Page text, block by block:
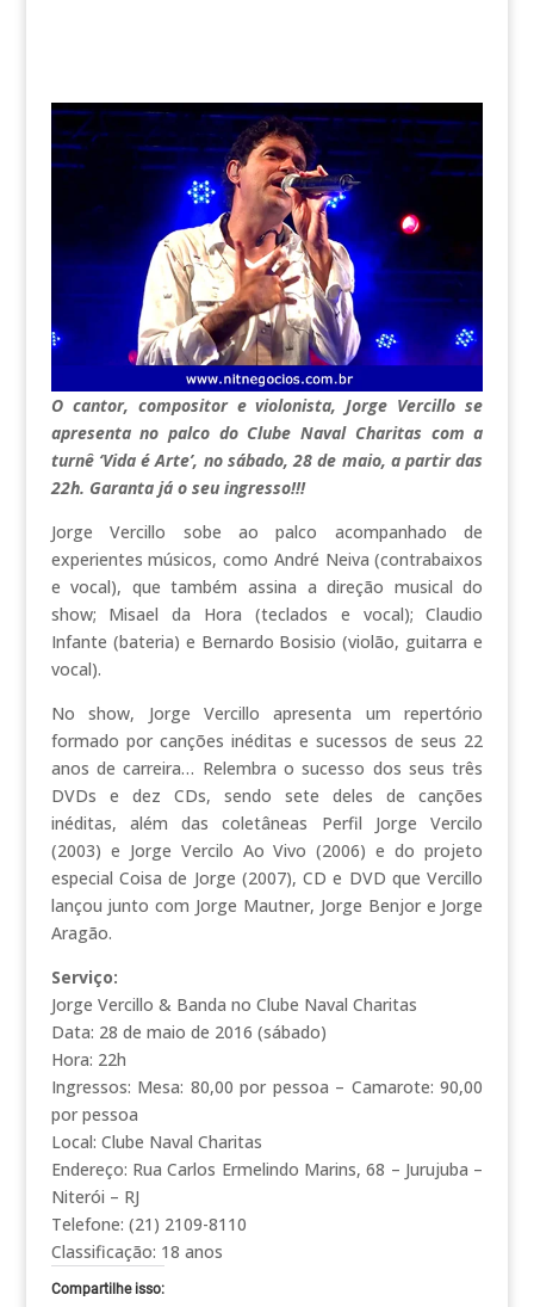
O cantor, compositor e violonista, Jorge Vercillo se
apresenta no palco do Clube Naval Charitas com a
turnê ‘Vida é Arte’, no sábado, 28 de maio, a partir das
22h. Garanta já o seu ingresso!!!
Jorge Vercillo sobe ao palco acompanhado de
experientes músicos, como André Neiva (contrabaixos
e vocal), que também assina a direção musical do
show; Misael da Hora (teclados e vocal); Claudio
Infante (bateria) e Bernardo Bosisio (violão, guitarra e
vocal).
No show, Jorge Vercillo apresenta um repertório
formado por canções inéditas e sucessos de seus 22
anos de carreira… Relembra o sucesso dos seus três
DVDs e dez CDs, sendo sete deles de canções
inéditas, além das coletâneas Perfil Jorge Vercilo
(2003) e Jorge Vercilo Ao Vivo (2006) e do projeto
especial Coisa de Jorge (2007), CD e DVD que Vercillo
lançou junto com Jorge Mautner, Jorge Benjor e Jorge
Aragão.
Serviço:
Jorge Vercillo & Banda no Clube Naval Charitas
Data: 28 de maio de 2016 (sábado)
Hora: 22h
Ingressos: Mesa: 80,00 por pessoa – Camarote: 90,00
por pessoa
Local: Clube Naval Charitas
Endereço: Rua Carlos Ermelindo Marins, 68 – Jurujuba –
Niterói – RJ
Telefone: (21) 2109-8110
Classificação: 18 anos
Compartilhe isso: